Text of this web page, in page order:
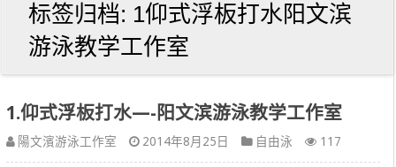
标签归档: 1仰式浮板打水阳文滨
游泳教学工作室
1.仰式浮板打水—-阳文滨游泳教学工作室
陽文濱游泳工作室 2014年8月25日 自由泳 117